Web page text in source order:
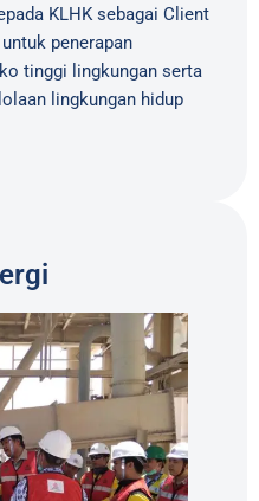
KLHK sebagai Client
penerapan
tinggi lingkungan serta
lingkungan hidup